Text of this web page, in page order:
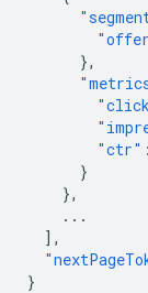
},
"ctr" :
}
},
...
],
}